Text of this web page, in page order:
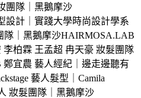
團隊｜黑鵝摩沙
設計｜實踐大學時尚設計學系
隊｜黑鵝摩沙HAIRMOSA.LAB
柏霖 王孟超 冉天豪 妝髮團隊
鄭宜農 藝人經紀｜邊走邊聽有
藝人髮型｜Camila
妝髮團隊｜黑鵝摩沙